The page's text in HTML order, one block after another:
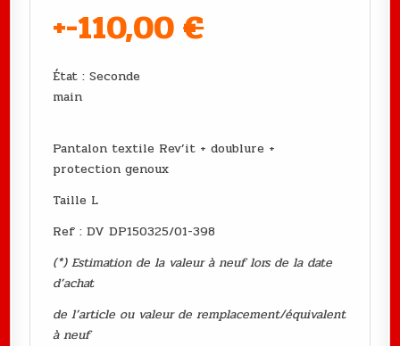
+-110,00€
État : Seconde
main
Pantalon textile Rev’it + doublure +
protection genoux
Taille L
Ref : DV DP150325/01-398
(*) Estimation de la valeur à neuf lors de la date
d’achat
de l’article ou valeur de remplacement/équivalent
à neuf